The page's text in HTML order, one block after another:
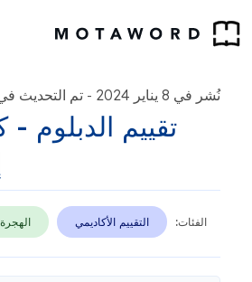
نُشر في 8 يناير 2024 - تم التحديث في 20 مايو
تقييم الدبلوم -
الفئات: التقييم الأكاديمي الهجرة